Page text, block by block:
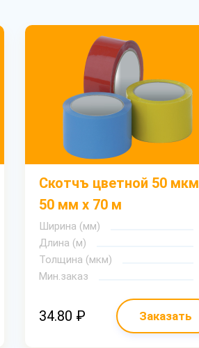
Скотчъ цветной 50 мкм
50 мм х 70 м
Ширина (мм)
Длина (м)
Толщина (мкм)
Мин.заказ
34.80 ₽ Заказать